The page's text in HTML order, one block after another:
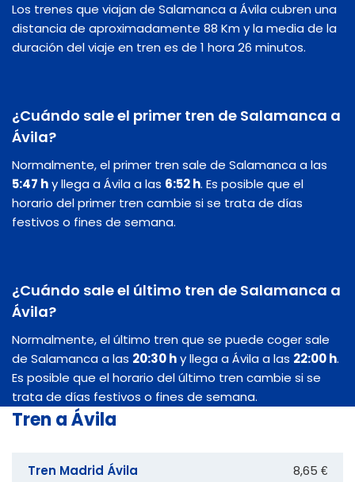
Los trenes que viajan de Salamanca a Ávila cubren una
distancia de aproximadamente 88 Km y la media de la
duración del viaje en tren es de 1 hora 26 minutos.
¿Cuándo sale el primer tren de Salamanca a
Ávila?
Normalmente, el primer tren sale de Salamanca a las
5:47 hy llega a Ávila a las 6:52 h. Es posible que el
horario del primer tren cambie si se trata de días
festivos o fines de semana.
¿Cuándo sale el último tren de Salamanca a
Ávila?
Normalmente, el último tren que se puede coger sale
de Salamanca a las 20:30 hy llega a Ávila a las 22:00 h.
Es posible que el horario del último tren cambie si se
trata de días festivos o fines de semana.
Tren a Ávila
Tren Madrid Ávila 8,65 €